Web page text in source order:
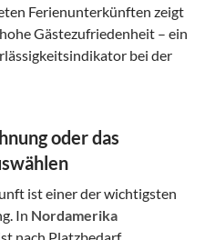
Ferienunterkünften zeigt
Gästezufriedenheit – ein
bei der
oder das
ist einer der wichtigsten
In Nordamerika